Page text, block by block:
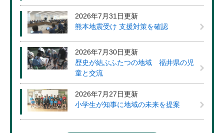
2026年7月31日更新
熊本地震受け 支援対策を確認
2026年7月30日更新
歴史が結ぶふたつの地域 福井県の児
童と交流
2026年7月27日更新
小学生が知事に地域の未来を提案